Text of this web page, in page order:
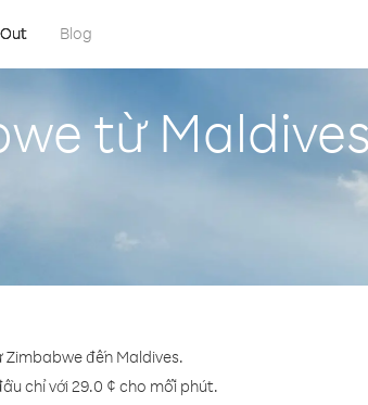
Blog
từ
đến Maldives.
chỉ với 29.0 ¢ cho mỗi phút.